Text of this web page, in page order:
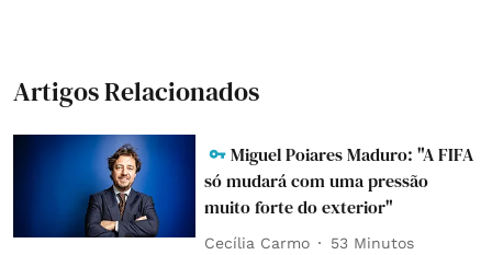
Artigos Relacionados
Miguel Poiares Maduro: "A FIFA
só mudará com uma pressão
muito forte do exterior"
Cecília Carmo 53 Minutos